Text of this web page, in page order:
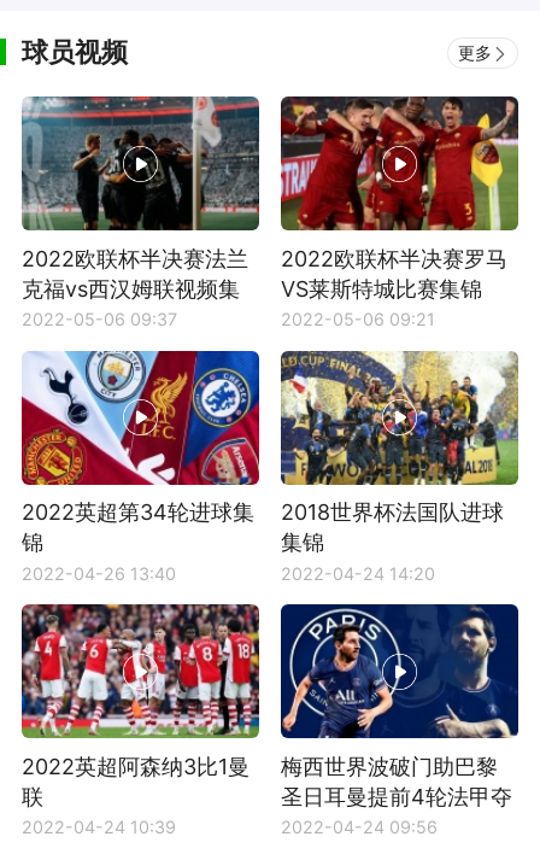
球员视频 更多
2022欧联杯半决赛法兰
克福vs西汉姆联视频集
锦
2022-05-06 09:37
2022欧联杯半决赛罗马
VS莱斯特城比赛集锦
2022-05-06 09:21
2022英超第34轮进球集
锦
2022-04-26 13:40
2018世界杯法国队进球
集锦
2022-04-24 14:20
2022英超阿森纳3比1曼
联
2022-04-24 10:39
梅西世界波破门助巴黎
圣日耳曼提前4轮法甲夺
冠
2022-04-24 09:56